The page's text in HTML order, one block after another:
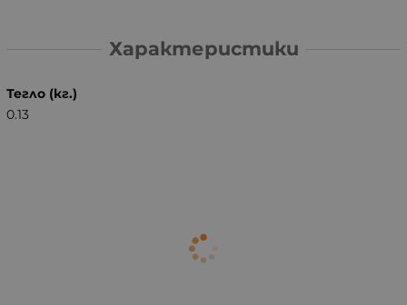
Характеристики
Тегло (кг.)
0.13